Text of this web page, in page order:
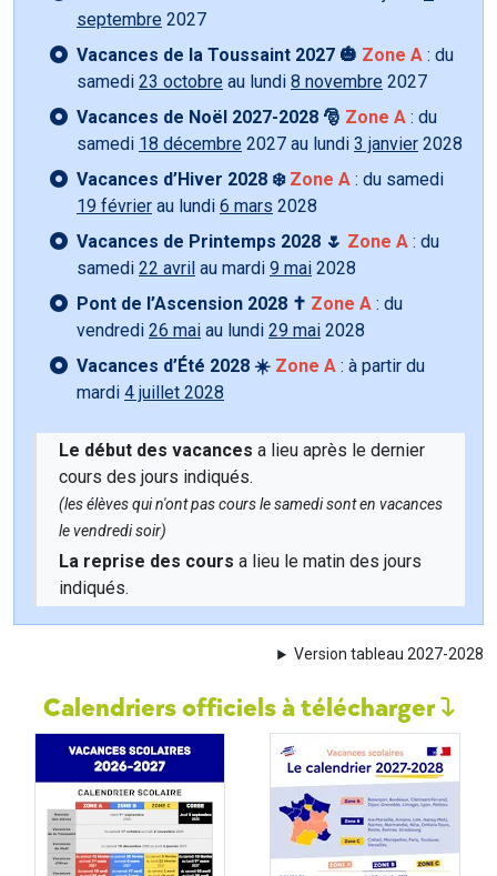
septembre 2027
Vacances de la Toussaint 2027 🎃 Zone A : du
samedi 23 octobre au lundi 8 novembre 2027
Vacances de Noël 2027-2028 🎅 Zone A : du
samedi 18 décembre 2027 au lundi 3 janvier 2028
Vacances d’Hiver 2028 ❄️ Zone A : du samedi
19 février au lundi 6 mars 2028
Vacances de Printemps 2028 🌷 Zone A : du
samedi 22 avril au mardi 9 mai 2028
Pont de l’Ascension 2028 ✝️ Zone A : du
vendredi 26 mai au lundi 29 mai 2028
Vacances d’Été 2028 ☀️ Zone A : à partir du
mardi 4 juillet 2028
Le début des vacances a lieu après le dernier
cours des jours indiqués.
(les élèves qui n'ont pas cours le samedi sont en vacances
le vendredi soir)
La reprise des cours a lieu le matin des jours
indiqués.
Version tableau 2027-2028
Calendriers officiels à télécharger